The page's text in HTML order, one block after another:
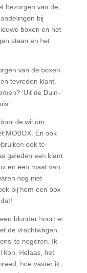
bezorgen van de
bij
boxen en het
staan en het
van de boxen
tevreden klant.
‘Uit de Duin-
de wil om
MOBOX. En ook
ook te
geleden een klant
en een maat van
nog niet
bij hem een box
blunder hoort er
de vrachtwagen
te negeren. Ik
kon. Helaas, het
hoe vaster ik